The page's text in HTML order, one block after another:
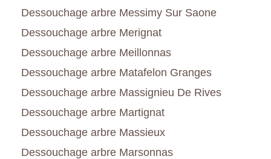
Dessouchage arbre Messimy Sur Saone
Dessouchage arbre Merignat
Dessouchage arbre Meillonnas
Dessouchage arbre Matafelon Granges
Dessouchage arbre Massignieu De Rives
Dessouchage arbre Martignat
Dessouchage arbre Massieux
Dessouchage arbre Marsonnas